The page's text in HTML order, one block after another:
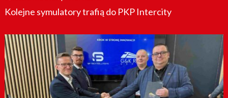
Kolejne symulatory trafią do PKP Intercity